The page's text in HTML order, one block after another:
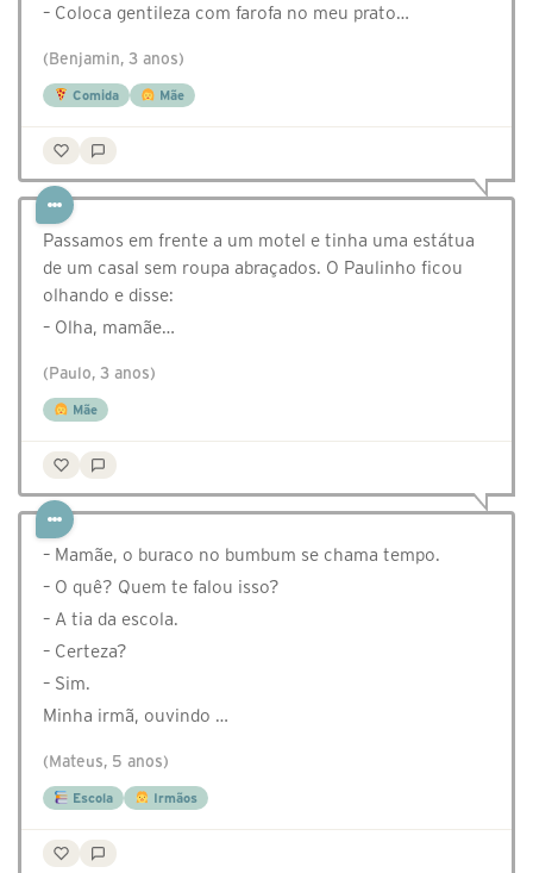
– Coloca gentileza com farofa no meu prato…
(Benjamin, 3 anos)
Comida Mãe
Passamos em frente a um motel e tinha uma estátua
de um casal sem roupa abraçados. O Paulinho ficou
olhando e disse:
– Olha, mamãe…
(Paulo, 3 anos)
Mãe
– Mamãe, o buraco no bumbum se chama tempo.
– O quê? Quem te falou isso?
– A tia da escola.
– Certeza?
– Sim.
Minha irmã, ouvindo …
(Mateus, 5 anos)
Escola Irmãos